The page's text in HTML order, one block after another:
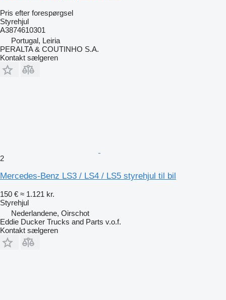
Pris efter forespørgsel
Styrehjul
A3874610301
Portugal, Leiria
PERALTA & COUTINHO S.A.
Kontakt sælgeren
2
Mercedes-Benz LS3 / LS4 / LS5 styrehjul til bil
150 € ≈ 1.121 kr.
Styrehjul
Nederlandene, Oirschot
Eddie Ducker Trucks and Parts v.o.f.
Kontakt sælgeren